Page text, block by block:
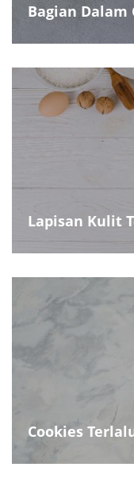
Bagian Dalam
Lapisan Kulit
Cookies